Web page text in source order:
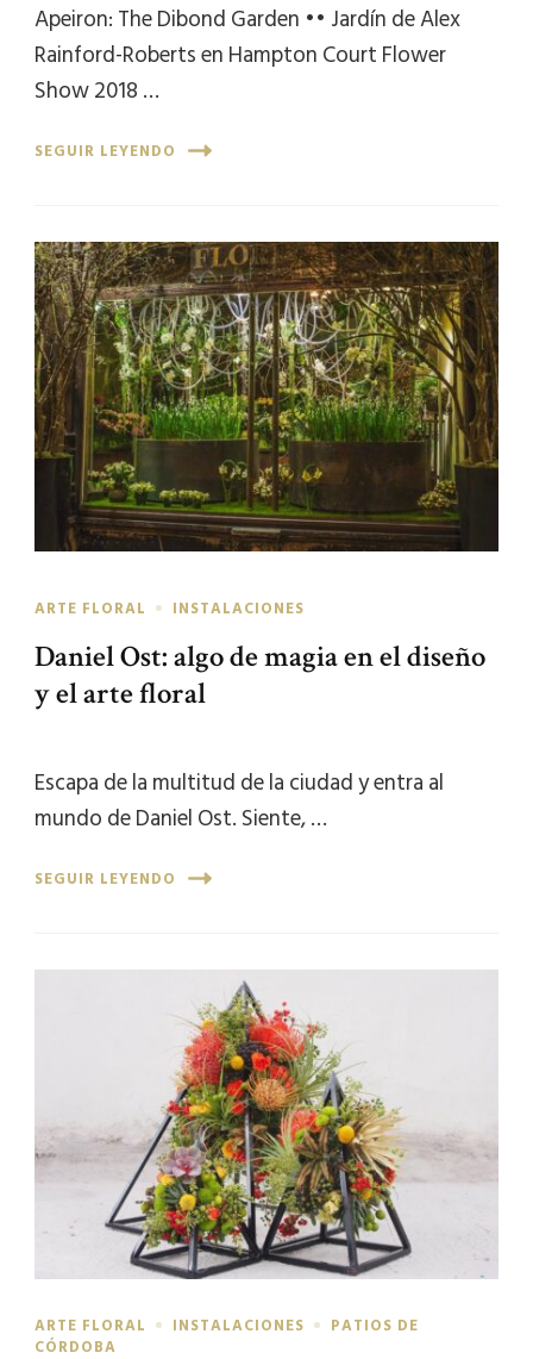
Apeiron: The Dibond Garden •• Jardín de Alex
Rainford-Roberts en Hampton Court Flower
Show 2018 …
SEGUIR LEYENDO
ARTE FLORAL INSTALACIONES
Daniel Ost: algo de magia en el diseño
y el arte floral
Escapa de la multitud de la ciudad y entra al
mundo de Daniel Ost. Siente, …
SEGUIR LEYENDO
ARTE FLORAL INSTALACIONES
PATIOS DE
CÓRDOBA